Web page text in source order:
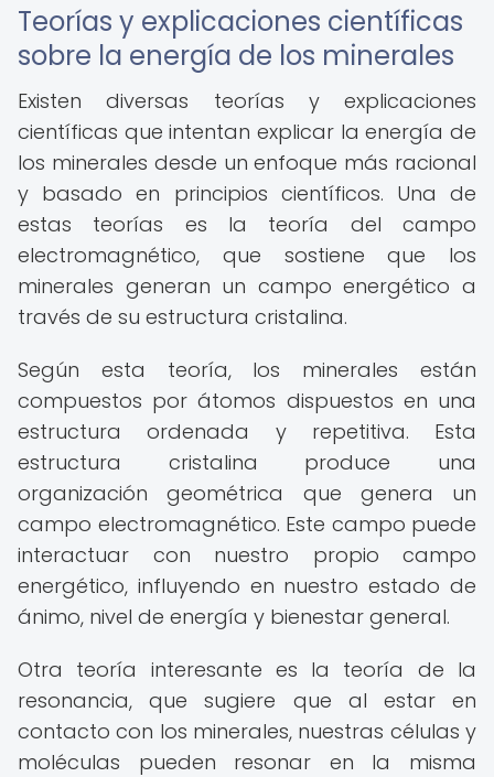
Teorías y explicaciones científicas
sobre la energía de los minerales
Existen diversas teorías y explicaciones
científicas que intentan explicar la energía de
los minerales desde un enfoque más racional
y basado en principios científicos. Una de
estas teorías es la teoría del campo
electromagnético, que sostiene que los
minerales generan un campo energético a
través de su estructura cristalina.
Según esta teoría, los minerales están
compuestos por átomos dispuestos en una
estructura ordenada y repetitiva. Esta
estructura cristalina produce una
organización geométrica que genera un
campo electromagnético. Este campo puede
interactuar con nuestro propio campo
energético, influyendo en nuestro estado de
ánimo, nivel de energía y bienestar general.
Otra teoría interesante es la teoría de la
resonancia, que sugiere que al estar en
contacto con los minerales, nuestras células y
moléculas pueden resonar en la misma